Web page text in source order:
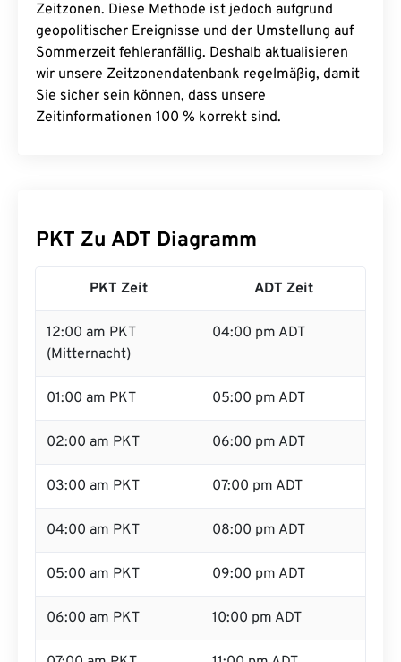
Zeitzonen. Diese Methode ist jedoch aufgrund
geopolitischer Ereignisse und der Umstellung auf
Sommerzeit fehleranfällig. Deshalb aktualisieren
wir unsere Zeitzonendatenbank regelmäßig, damit
Sie sicher sein können, dass unsere
Zeitinformationen 100 % korrekt sind.
PKT Zu ADT Diagramm
PKT Zeit ADT Zeit
12:00 am PKT
(Mitternacht)
04:00 pm ADT
01:00 am PKT 05:00 pm ADT
02:00 am PKT 06:00 pm ADT
03:00 am PKT 07:00 pm ADT
04:00 am PKT 08:00 pm ADT
05:00 am PKT 09:00 pm ADT
06:00 am PKT 10:00 pm ADT